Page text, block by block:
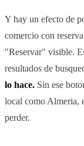
Y hay un efecto de
comercio con
"Reservar" visible.
resultados de
lo hace. Sin ese
local como Almeria,
perder.